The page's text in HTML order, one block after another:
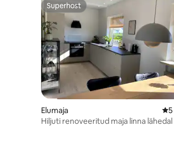
Superhost
Superhost
Elumaja
5
Hiljuti renoveeritud maja linna lähedal